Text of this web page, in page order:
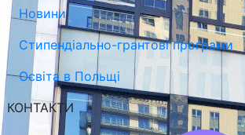
Вроцлавський Економічний
Новини
Стипендіально-грантові програми
Освіта в Польщі
КОНТАКТИ